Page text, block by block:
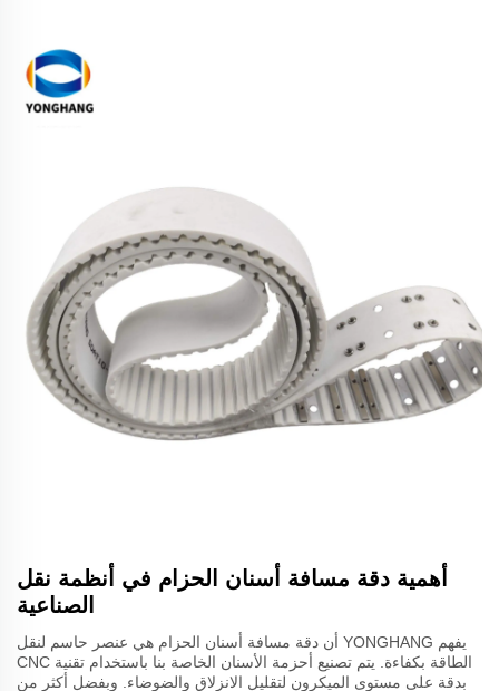
أهمية دقة مسافة أسنان الحزام في أنظمة نقل
الصناعية
يفهم YONGHANG أن دقة مسافة أسنان الحزام هي عنصر حاسم لنقل
الطاقة بكفاءة. يتم تصنيع أحزمة الأسنان الخاصة بنا باستخدام تقنية CNC
بدقة على مستوى الميكرون لتقليل الانزلاق والضوضاء. وبفضل أكثر من